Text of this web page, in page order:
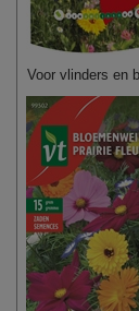
Voor vlinders en